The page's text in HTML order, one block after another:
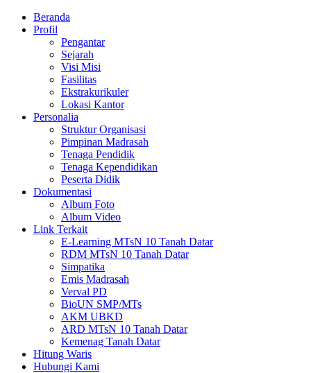
Beranda
Profil
Pengantar
Sejarah
Visi Misi
Fasilitas
Ekstrakurikuler
Lokasi Kantor
Personalia
Struktur Organisasi
Pimpinan Madrasah
Tenaga Pendidik
Tenaga Kependidikan
Peserta Didik
Dokumentasi
Album Foto
Album Video
Link Terkait
E-Learning MTsN 10 Tanah Datar
RDM MTsN 10 Tanah Datar
Simpatika
Emis Madrasah
Verval PD
BioUN SMP/MTs
AKM UBKD
ARD MTsN 10 Tanah Datar
Kemenag Tanah Datar
Hitung Waris
Hubungi Kami